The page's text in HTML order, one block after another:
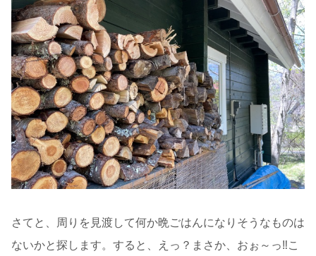
さてと、周りを見渡して何か晩ごはんになりそうなものは
ないかと探します。すると、えっ？まさか、おぉ～っ‼こ